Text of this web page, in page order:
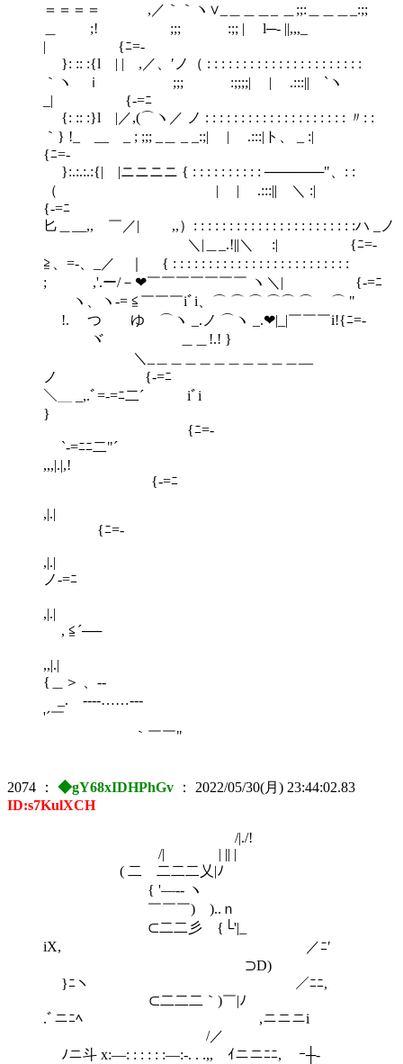
＝＝＝＝ゝ ,／｀｀ヽ∨_＿＿＿_ ＿;;:＿＿＿_:;;
＿ ;! ;;; :;; | l─‐ ||,,,_
| {ﾆ=-
}: :: :{l | | ,／、′ノ（ : : : : : : : : : : : : : : : : : : : : : :
｀ヽ ｉ ;;; :;;;;| | .:::|| `ヽ
_| {-=ﾆ
{: :: :}l |／,(⌒ヽ／ ノ : : : : : : : : : : : : : : : : : : : : 〃: :
｀} !_ __ _ ; ;;; _＿ _ _:;| | .:::|ト、 _ :|
{ﾆ=-
}:.:.:.:{| |ニニニニ { : : : : : : : : : : ──────"、: :
（ | | .:::|| ＼ :|
{-=ﾆ
匕＿__,,ゝ￣／| ,,）: : : : : : : : : : : : : : : : : : : : : : :ハ _ノ
＼|＿_.!||＼ :| {ﾆ=-
≧、=‐、_／ ｜ { : : : : : : : : : : : : : : : : : : : : : : : : :
;ゝ ,'.ー/－❤￣￣￣￣￣￣￣ ヽ ＼| {-=ﾆ
ヽ、ヽ-= ≦￣￣￣iﾞi、⌒ ⌒ ⌒ ⌒⌒ ⌒ ⌒ "
!. つ ゆ ⌒ヽ _.ノ ⌒ヽ _.❤|_|￣￣￣i!{ﾆ=-
ヾ ＿＿!.! }
＼_＿＿＿＿＿＿＿＿＿＿__
ノ {-=ﾆ
＼＿ _,.ﾞ=-=ﾆ二´ iﾞi
{ﾆ=-
`-=ﾆﾆ二"´
{-=ﾆ
{ﾆ=-
ノ-=ﾆ
, ≦´──
{＿＞ 、--
_. --‐‐……‐‐‐
'´
｀￣￣"
2074 ： ◆gY68xIDHPhGv ： 2022/05/30(月) 23:44:02.83
ID:s7KulXCH
/|./!
/| | || |
( 二 二二二乂|ﾉ
{ '―‐‐ ヽ
￣￣￣) )..ｎ
⊂二二彡 {└'|_
iX, ／ﾆ′
⊃D)
}ﾆヽ ／ﾆﾆ,
⊂二二二｀)￣|ﾉ
.ﾞニﾆﾍ ,ニニニi
/／
ﾉニ斗 x:―: : : : : :―:-. . .,, ｲニニﾆﾆ, ｰ┼‐